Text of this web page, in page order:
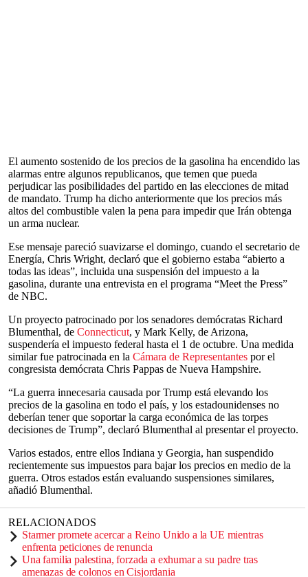
El aumento sostenido de los precios de la gasolina ha encendido las
alarmas entre algunos republicanos, que temen que pueda
perjudicar las posibilidades del partido en las elecciones de mitad
de mandato. Trump ha dicho anteriormente que los precios más
altos del combustible valen la pena para impedir que Irán obtenga
un arma nuclear.
Ese mensaje pareció suavizarse el domingo, cuando el secretario de
Energía, Chris Wright, declaró que el gobierno estaba “abierto a
todas las ideas”, incluida una suspensión del impuesto a la
gasolina, durante una entrevista en el programa “Meet the Press”
de NBC.
Un proyecto patrocinado por los senadores demócratas Richard
Blumenthal, de Connecticut, y Mark Kelly, de Arizona,
suspendería el impuesto federal hasta el 1 de octubre. Una medida
similar fue patrocinada en la Cámara de Representantes por el
congresista demócrata Chris Pappas de Nueva Hampshire.
“La guerra innecesaria causada por Trump está elevando los
precios de la gasolina en todo el país, y los estadounidenses no
deberían tener que soportar la carga económica de las torpes
decisiones de Trump”, declaró Blumenthal al presentar el proyecto.
Varios estados, entre ellos Indiana y Georgia, han suspendido
recientemente sus impuestos para bajar los precios en medio de la
guerra. Otros estados están evaluando suspensiones similares,
añadió Blumenthal.
RELACIONADOS
Starmer promete acercar a Reino Unido a la UE mientras
enfrenta peticiones de renuncia
Una familia palestina, forzada a exhumar a su padre tras
amenazas de colonos en Cisjordania